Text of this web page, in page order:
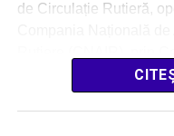
de Circulație Rutieră,
Informatică